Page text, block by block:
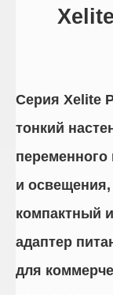
Серия Xelite
тонкий
переменного
и
компактный
адаптер
для